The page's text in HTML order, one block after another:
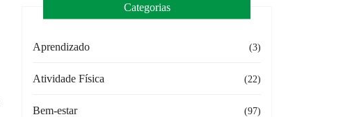
Categorias
Aprendizado (3)
Atividade Física (22)
Bem-estar (97)